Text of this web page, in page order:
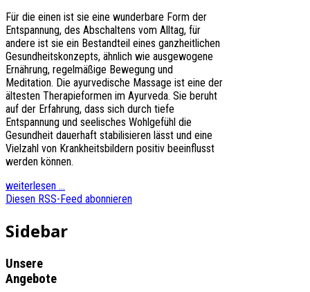
Für die einen ist sie eine wunderbare Form der
Entspannung, des Abschaltens vom Alltag, für
andere ist sie ein Bestandteil eines ganzheitlichen
Gesundheitskonzepts, ähnlich wie ausgewogene
Ernährung, regelmäßige Bewegung und
Meditation. Die ayurvedische Massage ist eine der
ältesten Therapieformen im Ayurveda. Sie beruht
auf der Erfahrung, dass sich durch tiefe
Entspannung und seelisches Wohlgefühl die
Gesundheit dauerhaft stabilisieren lässt und eine
Vielzahl von Krankheitsbildern positiv beeinflusst
werden können.
weiterlesen ...
Diesen RSS-Feed abonnieren
Sidebar
Unsere
Angebote